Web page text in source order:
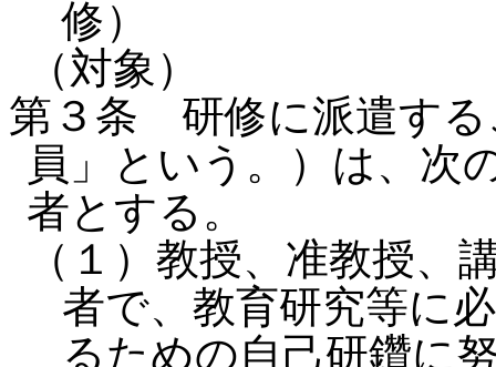
修）
（対象）
第３条 研修に派遣する
員」という。）は、次
者とする。
（１）教授、准教授、
者で、教育研究等に
るための自己研鑽に